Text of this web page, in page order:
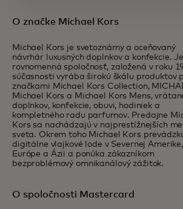
O značke Michael Kors
Michael Kors je svetoznámy a oceňovaný
návrhár luxusných doplnkov a konfekcie.
rovnomenná spoločnosť, založená v roku
súčasnosti vyrába širokú škálu produktov
značkami Michael Kors Collection,
Michael Kors a Michael Kors Mens,
doplnkov, konfekcie, obuvi, hodiniek a
kompletného radu parfumov. Predajne
Kors sa nachádzajú v najprestížnejších
sveta. Okrem toho Michael Kors
digitálne vlajkové lode v Severnej Amerike,
Európe a Ázii a ponúka zákazníkom
bezproblémový omnikanálový zážitok.
O spoločnosti Mastercard